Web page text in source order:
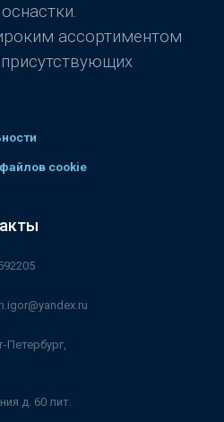
ассортиментом
cookie
Петербург,
д. 60 лит.